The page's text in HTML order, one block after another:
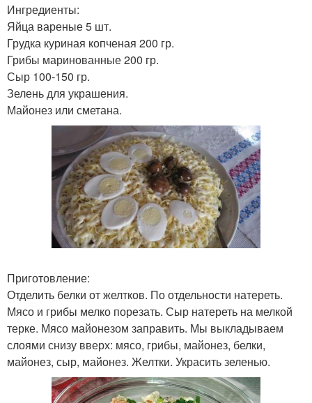
Ингредиенты:
Яйца вареные 5 шт.
Грудка куриная копченая 200 гр.
Грибы маринованные 200 гр.
Сыр 100-150 гр.
Зелень для украшения.
Майонез или сметана.
Приготовление:
Отделить белки от желтков. По отдельности натереть.
Мясо и грибы мелко порезать. Сыр натереть на мелкой
терке. Мясо майонезом заправить. Мы выкладываем
слоями снизу вверх: мясо, грибы, майонез, белки,
майонез, сыр, майонез. Желтки. Украсить зеленью.